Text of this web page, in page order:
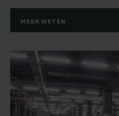
MEER WETEN